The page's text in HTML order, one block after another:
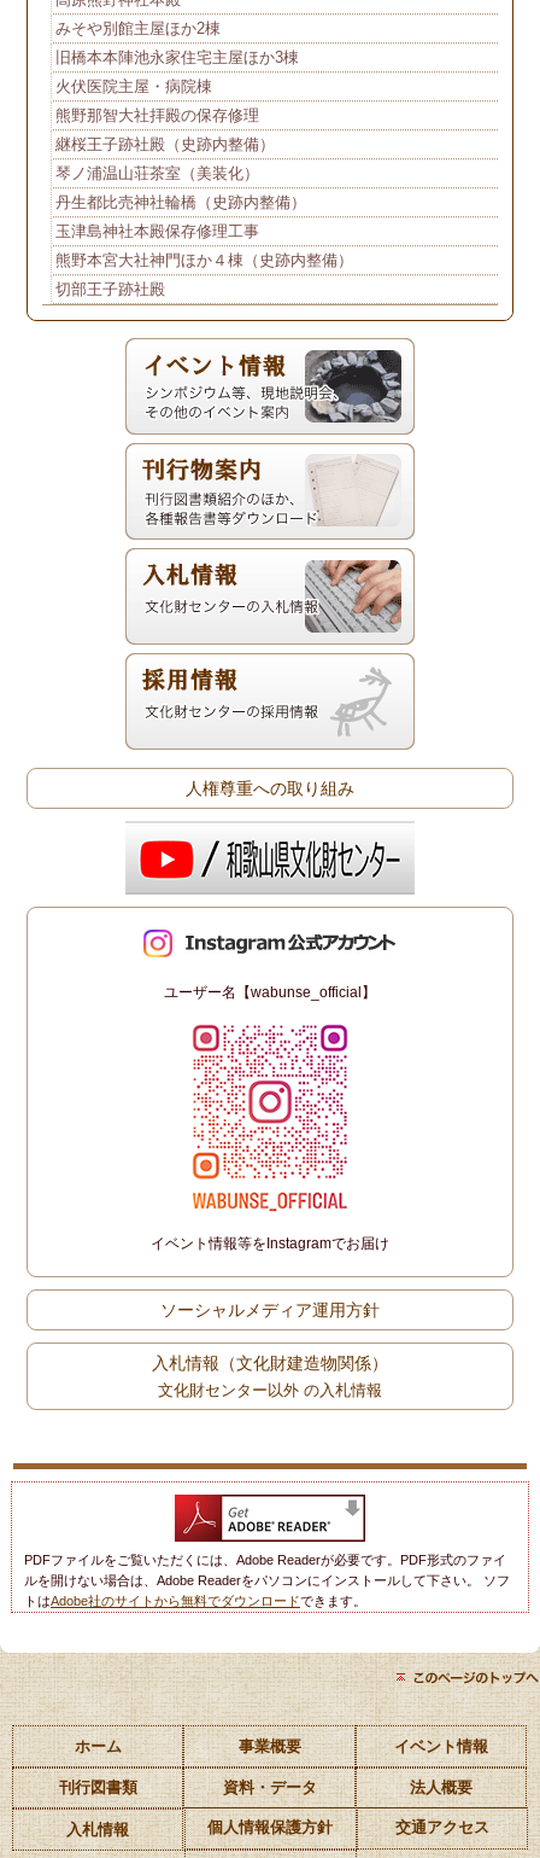
みそや別館主屋ほか2棟
旧橋本本陣池永家住宅主屋ほか3棟
火伏医院主屋・病院棟
熊野那智大社拝殿の保存修理
継桜王子跡社殿（史跡内整備）
琴ノ浦温山荘茶室（美装化）
丹生都比売神社輪橋（史跡内整備）
玉津島神社本殿保存修理工事
熊野本宮大社神門ほか４棟（史跡内整備）
切部王子跡社殿
人権尊重への取り組み
ユーザー名【wabunse_official】
イベント情報等をInstagramでお届け
ソーシャルメディア運用方針
入札情報（文化財建造物関係）
文化財センター以外 の入札情報
PDFファイルをご覧いただくには、Adobe Readerが必要です。PDF形式のファイ
ルを開けない場合は、Adobe Readerをパソコンにインストールして下さい。 ソフ
トはAdobe社のサイトから無料でダウンロードできます。
ホーム 事業概要 イベント情報
刊行図書類 資料・データ 法人概要
入札情報 個人情報保護方針 交通アクセス